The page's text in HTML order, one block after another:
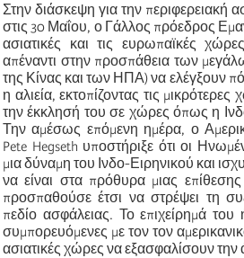
Στην διάσκεψη για την περιφερειακή
στις 30 Μαΐου, ο Γάλλος πρόεδρος
ασιατικές και τις ευρωπαϊκές
απέναντι στην προσπάθεια των
της Κίνας και των ΗΠΑ) να ελέγξουν
η αλιεία, εκτοπίζοντας τις
την έκκλησή του σε χώρες όπως η
Την αμέσως επόμενη ημέρα, ο
Pete Hegseth υποστήριξε ότι οι
μια δύναμη του Ινδο-Ειρηνικού και
να είναι στα πρόθυρα μιας
προσπαθούσε έτσι να στρέψει τη
πεδίο ασφάλειας. Το επιχείρημά του
συμπορευόμενες με τον τον
ασιατικές χώρες να εξασφαλίσουν την